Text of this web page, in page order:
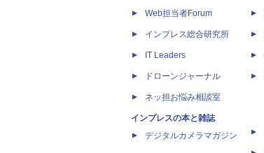
Web担当者Forum
インプレス総合研究所
IT Leaders
ドローンジャーナル
ネッ担お悩み相談室
インプレスの本と雑誌
デジタルカメラマガジン